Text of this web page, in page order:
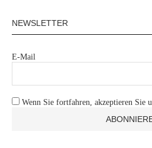
NEWSLETTER
E-Mail
Wenn Sie fortfahren, akzeptieren Sie